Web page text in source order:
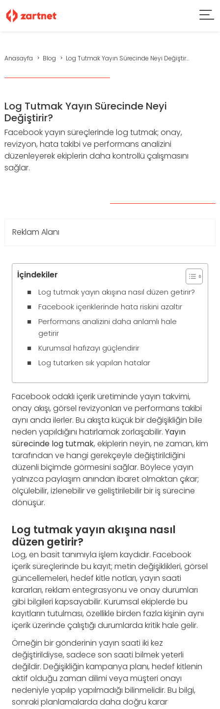
Anasayfa Blog Log Tutmak Yayın Sürecinde Neyi Değiştir...
Log Tutmak Yayın Sürecinde Neyi
Değiştirir?
Facebook yayın süreçlerinde log tutmak; onay,
revizyon, hata takibi ve performans analizini
düzenleyerek ekiplerin daha kontrollü çalışmasını
sağlar.
Reklam Alanı
İçindekiler
Log tutmak yayın akışına nasıl düzen getirir?
Facebook içeriklerinde hata riskini azaltır
Performans analizini daha anlamlı hale
getirir
Kurumsal hafızayı güçlendirir
Log tutarken sık yapılan hatalar
Facebook odaklı içerik üretiminde yayın takvimi,
onay akışı, görsel revizyonları ve performans takibi
aynı anda ilerler. Bu akışta küçük bir değişikliğin bile
neden yapıldığını hatırlamak zorlaşabilir. Yayın
sürecinde log tutmak, ekiplerin neyin, ne zaman, kim
tarafından ve hangi gerekçeyle değiştirildiğini
düzenli biçimde görmesini sağlar. Böylece yayın
yalnızca paylaşım anından ibaret olmaktan çıkar;
ölçülebilir, izlenebilir ve geliştirilebilir bir iş sürecine
dönüşür.
Log tutmak yayın akışına nasıl
düzen getirir?
Log, en basit tanımıyla işlem kaydıdır. Facebook
içerik süreçlerinde bu kayıt; metin değişiklikleri, görsel
güncellemeleri, hedef kitle notları, yayın saati
kararları, reklam entegrasyonu ve onay durumları
gibi bilgileri kapsayabilir. Kurumsal ekiplerde bu
kayıtların tutulması, özellikle birden fazla kişinin aynı
içerik üzerinde çalıştığı durumlarda kritik hale gelir.
Örneğin bir gönderinin yayın saati iki kez
değiştirildiyse, sadece son saati bilmek yeterli
değildir. Değişikliğin kampanya planı, hedef kitlenin
aktif olduğu zaman dilimi veya müşteri onayı
nedeniyle yapılıp yapılmadığı bilinmelidir. Bu bilgi,
sonraki planlamalarda daha doğru karar